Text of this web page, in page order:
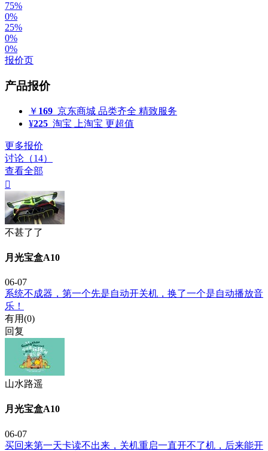
75%
0%
25%
0%
0%
报价页
产品报价
￥ 169 京东商城 品类齐全 精致服务
¥225 淘宝 上淘宝 更超值
更多报价
讨论（14）
查看全部

不甚了了
月光宝盒A10
06-07
系统不成器，第一个先是自动开关机，换了一个是自动播放音
乐！
有用(0)
回复
山水路遥
月光宝盒A10
06-07
买回来第一天卡读不出来，关机重启一直开不了机，后来能开